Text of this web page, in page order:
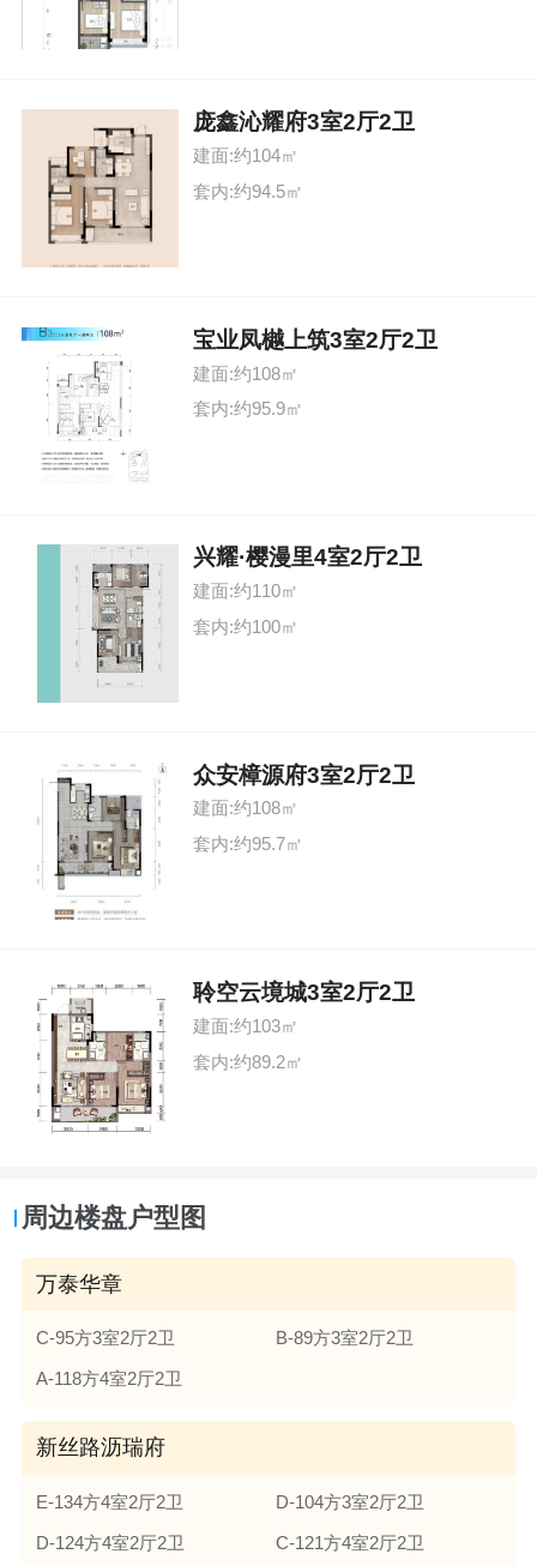
庞鑫沁耀府3室2厅2卫
建面:约104㎡
套内:约94.5㎡
宝业凤樾上筑3室2厅2卫
建面:约108㎡
套内:约95.9㎡
兴耀·樱漫里4室2厅2卫
建面:约110㎡
套内:约100㎡
众安樟源府3室2厅2卫
建面:约108㎡
套内:约95.7㎡
聆空云境城3室2厅2卫
建面:约103㎡
套内:约89.2㎡
周边楼盘户型图
万泰华章
C-95方3室2厅2卫
B-89方3室2厅2卫
A-118方4室2厅2卫
新丝路沥瑞府
E-134方4室2厅2卫
D-104方3室2厅2卫
D-124方4室2厅2卫
C-121方4室2厅2卫